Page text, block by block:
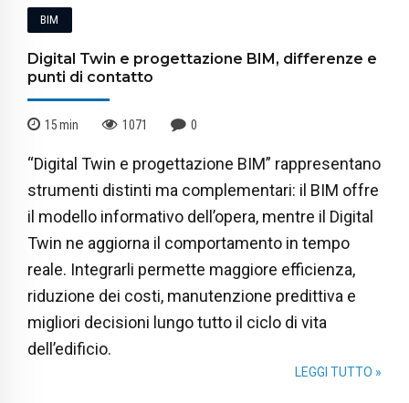
BIM
Digital Twin e progettazione BIM, differenze e
punti di contatto
15min 1071 0
“Digital Twin e progettazione BIM” rappresentano
strumenti distinti ma complementari: il BIM offre
il modello informativo dell’opera, mentre il Digital
Twin ne aggiorna il comportamento in tempo
reale. Integrarli permette maggiore efficienza,
riduzione dei costi, manutenzione predittiva e
migliori decisioni lungo tutto il ciclo di vita
dell’edificio.
LEGGI TUTTO »